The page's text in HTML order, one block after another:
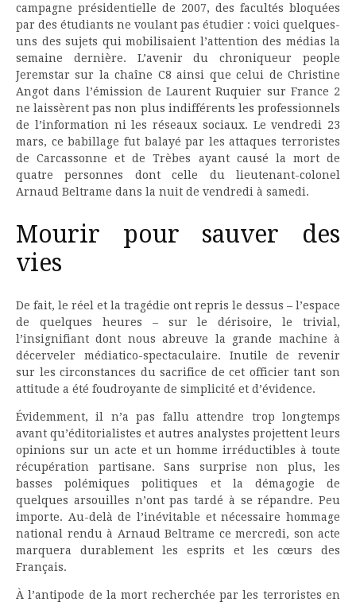
campagne présidentielle de 2007, des facultés bloquées
par des étudiants ne voulant pas étudier : voici quelques-
uns des sujets qui mobilisaient l’attention des médias la
semaine dernière. L’avenir du chroniqueur people
Jeremstar sur la chaîne C8 ainsi que celui de Christine
Angot dans l’émission de Laurent Ruquier sur France 2
ne laissèrent pas non plus indifférents les professionnels
de l’information ni les réseaux sociaux. Le vendredi 23
mars, ce babillage fut balayé par les attaques terroristes
de Carcassonne et de Trèbes ayant causé la mort de
quatre personnes dont celle du lieutenant-colonel
Arnaud Beltrame dans la nuit de vendredi à samedi.
Mourir pour sauver des
vies
De fait, le réel et la tragédie ont repris le dessus – l’espace
de quelques heures – sur le dérisoire, le trivial,
l’insignifiant dont nous abreuve la grande machine à
décerveler médiatico-spectaculaire. Inutile de revenir
sur les circonstances du sacrifice de cet officier tant son
attitude a été foudroyante de simplicité et d’évidence.
Évidemment, il n’a pas fallu attendre trop longtemps
avant qu’éditorialistes et autres analystes projettent leurs
opinions sur un acte et un homme irréductibles à toute
récupération partisane. Sans surprise non plus, les
basses polémiques politiques et la démagogie de
quelques arsouilles n’ont pas tardé à se répandre. Peu
importe. Au-delà de l’inévitable et nécessaire hommage
national rendu à Arnaud Beltrame ce mercredi, son acte
marquera durablement les esprits et les cœurs des
Français.
À l’antipode de la mort recherchée par les terroristes en